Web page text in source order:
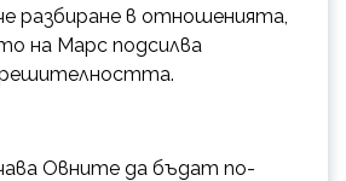
разбиране в отношенията,
на Марс подсилва
Овните да бъдат по-